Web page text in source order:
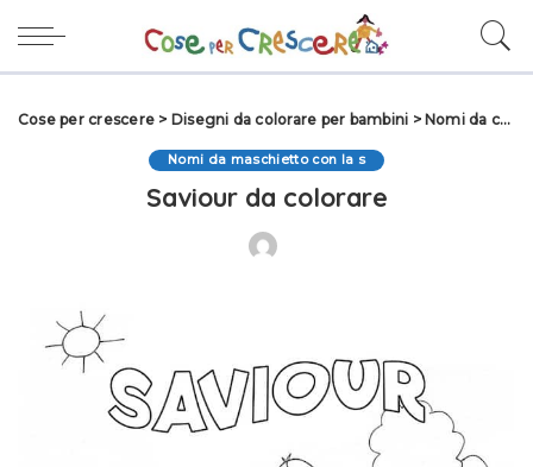
Cose per crescere > Disegni da colorare per bambini > Nomi da colorare
Nomi da maschietto con la s
Saviour da colorare